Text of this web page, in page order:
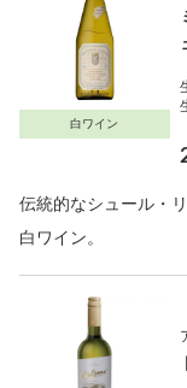
白ワイン
伝統的なシュール・
白ワイン。